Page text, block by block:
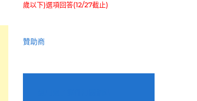
歲以下)選項回答(12/27截止)
贊助商